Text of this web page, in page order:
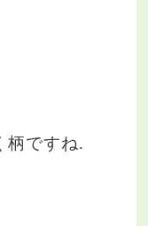
柄ですね.